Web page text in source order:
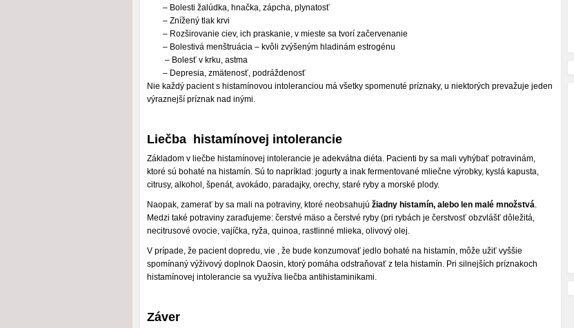
– Bolesti žalúdka, hnačka, zápcha, plynatosť
– Znížený tlak krvi
– Rozširovanie ciev, ich praskanie, v mieste sa tvorí začervenanie
– Bolestivá menštruácia – kvôli zvýšeným hladinám estrogénu
– Bolesť v krku, astma
– Depresia, zmätenosť, podráždenosť
Nie každý pacient s histamínovou intoleranciou má všetky spomenuté príznaky, u niektorých prevažuje jeden
výraznejší príznak nad inými.
Liečba histamínovej intolerancie
Základom v liečbe histamínovej intolerancie je adekvátna diéta. Pacienti by sa mali vyhýbať potravinám,
ktoré sú bohaté na histamín. Sú to napríklad: jogurty a inak fermentované mliečne výrobky, kyslá kapusta,
citrusy, alkohol, špenát, avokádo, paradajky, orechy, staré ryby a morské plody.
Naopak, zamerať by sa mali na potraviny, ktoré neobsahujú žiadny histamín, alebo len malé množstvá.
Medzi také potraviny zaraďujeme: čerstvé mäso a čerstvé ryby (pri rybách je čerstvosť obzvlášť dôležitá,
necitrusové ovocie, vajíčka, ryža, quinoa, rastlinné mlieka, olivový olej.
V prípade, že pacient dopredu, vie , že bude konzumovať jedlo bohaté na histamín, môže užiť vyššie
spomínaný výživový doplnok Daosin, ktorý pomáha odstraňovať z tela histamín. Pri silnejších príznakoch
histamínovej intolerancie sa využíva liečba antihistaminikami.
Záver